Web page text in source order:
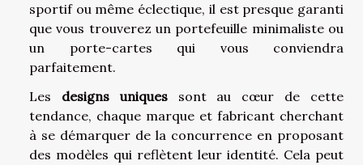
sportif ou même éclectique, il est presque garanti
que vous trouverez un portefeuille minimaliste ou
un porte-cartes qui vous conviendra
parfaitement.
Les designs uniquessont au cœur de cette
tendance, chaque marque et fabricant cherchant
à se démarquer de la concurrence en proposant
des modèles qui reflètent leur identité. Cela peut